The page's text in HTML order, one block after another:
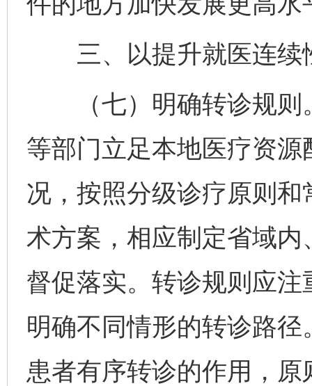
三、以提升就医连续
（七）明确转诊规则
等部门立足本地医疗资
况，按照分级诊疗原则
术方案，相应制定省域
督促落实。转诊规则应
明确不同情形的转诊路
患者有序转诊的作用，